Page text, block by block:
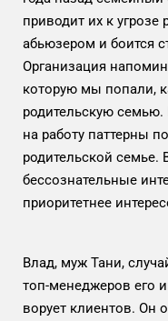
приводит их к угрозе
абьюзером и боится
Организация
которую мы попали,
родительскую
на работу паттерны
родительской семье.
бессознательные
приоритетнее
Влад, муж Тани,
топ-менеджеров его
ворует клиентов. Он